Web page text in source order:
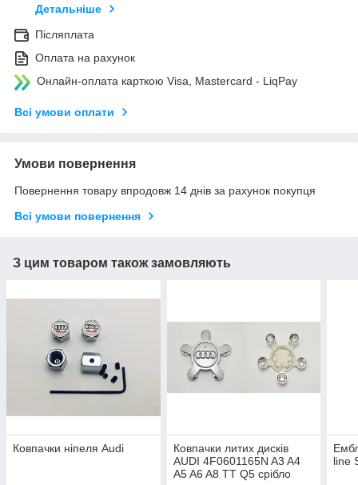
Детальніше
Післяплата
Оплата на рахунок
Онлайн-оплата карткою Visa, Mastercard - LiqPay
Всі умови оплати
Умови повернення
Повернення товару впродовж 14 днів за рахунок покупця
Всі умови повернення
З цим товаром також замовляють
Ковпачки ніпеля Audi
Ковпачки литих дисків
AUDI 4F0601165N A3 A4
A5 A6 A8 TT Q5 срібло
line